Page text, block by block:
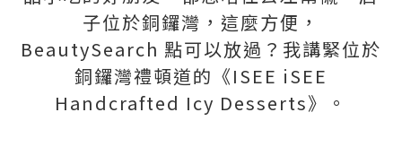
子位於銅鑼灣，這麼方便，
BeautySearch 點可以放過？我講緊位於
銅鑼灣禮頓道的《ISEE iSEE
Handcrafted Icy Desserts》。